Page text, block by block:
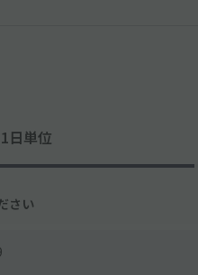
1日単位
さい